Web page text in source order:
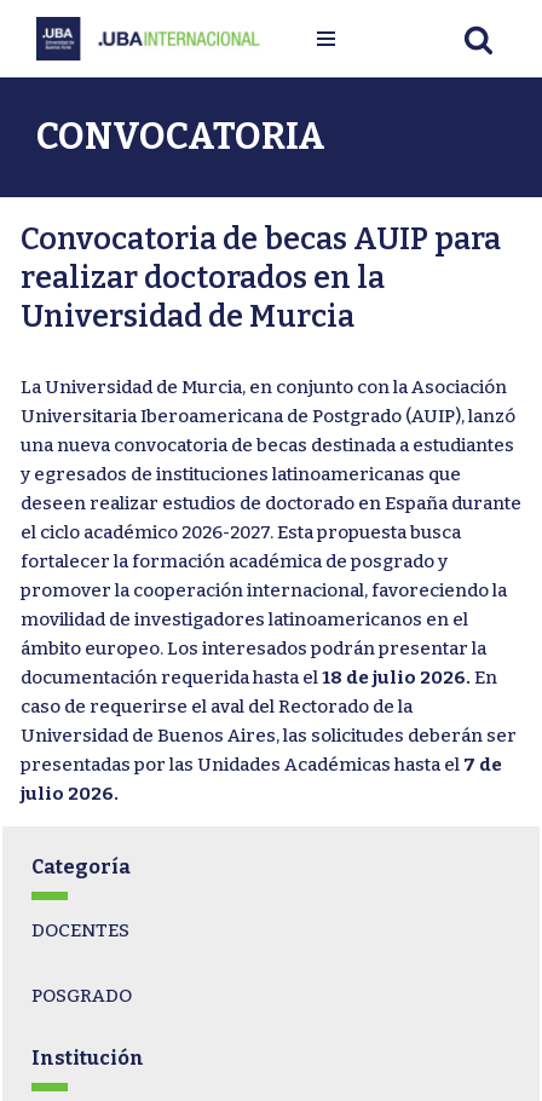
contenido
CONVOCATORIA
Convocatoria de becas AUIP para
realizar doctorados en la
Universidad de Murcia
La Universidad de Murcia, en conjunto con la Asociación
Universitaria Iberoamericana de Postgrado (AUIP), lanzó
una nueva convocatoria de becas destinada a estudiantes
y egresados de instituciones latinoamericanas que
deseen realizar estudios de doctorado en España durante
el ciclo académico 2026-2027. Esta propuesta busca
fortalecer la formación académica de posgrado y
promover la cooperación internacional, favoreciendo la
movilidad de investigadores latinoamericanos en el
ámbito europeo. Los interesados podrán presentar la
documentación requerida hasta el18 de julio 2026. En
caso de requerirse el aval del Rectorado de la
Universidad de Buenos Aires, las solicitudes deberán ser
presentadas por las Unidades Académicas hasta el 7 de
julio 2026.
Categoría
DOCENTES
POSGRADO
Institución